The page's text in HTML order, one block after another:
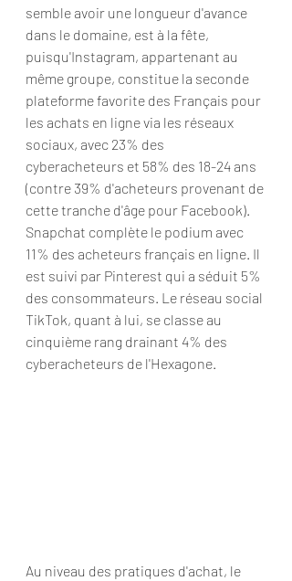
semble avoir une longueur d'avance
dans le domaine, est à la fête,
puisqu'Instagram, appartenant au
même groupe, constitue la seconde
plateforme favorite des Français pour
les achats en ligne via les réseaux
sociaux, avec 23% des
cyberacheteurs et 58% des 18-24 ans
(contre 39% d'acheteurs provenant de
cette tranche d'âge pour Facebook).
Snapchat complète le podium avec
11% des acheteurs français en ligne. Il
est suivi par Pinterest qui a séduit 5%
des consommateurs. Le réseau social
TikTok, quant à lui, se classe au
cinquième rang drainant 4% des
cyberacheteurs de l'Hexagone.
Au niveau des pratiques d'achat, le